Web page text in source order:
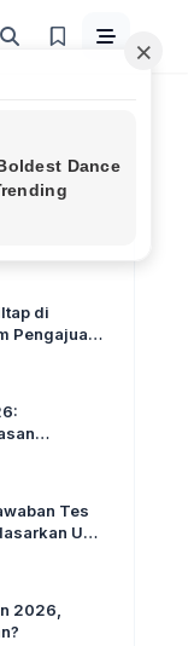
2026
Berbasis
di
Pengajuan
Jawaban
Tes
UU
2026,